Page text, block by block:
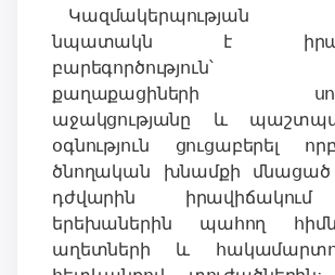
Կազմակերպության
նպատակն է
բարեգործություն՝
քաղաքացիների
աջակցությանը և
օգնություն ցուցաբերել
ծնողական խնամքի մնացած
դժվարին
երեխաներին պահող
աղետների և